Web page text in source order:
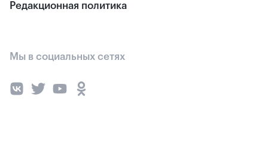
Редакционная политика
Мы в социальных сетях